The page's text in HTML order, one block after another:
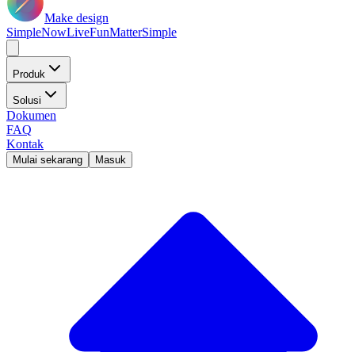
Make design
SimpleNowLiveFunMatterSimple
Produk
Solusi
Dokumen
FAQ
Kontak
Mulai sekarang Masuk